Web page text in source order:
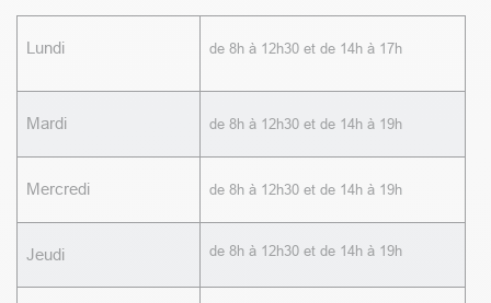
Lundi de 8h à 12h30 et de 14h à 17h
Mardi de 8h à 12h30 et de 14h à 19h
Mercredi de 8h à 12h30 et de 14h à 19h
Jeudi de 8h à 12h30 et de 14h à 19h